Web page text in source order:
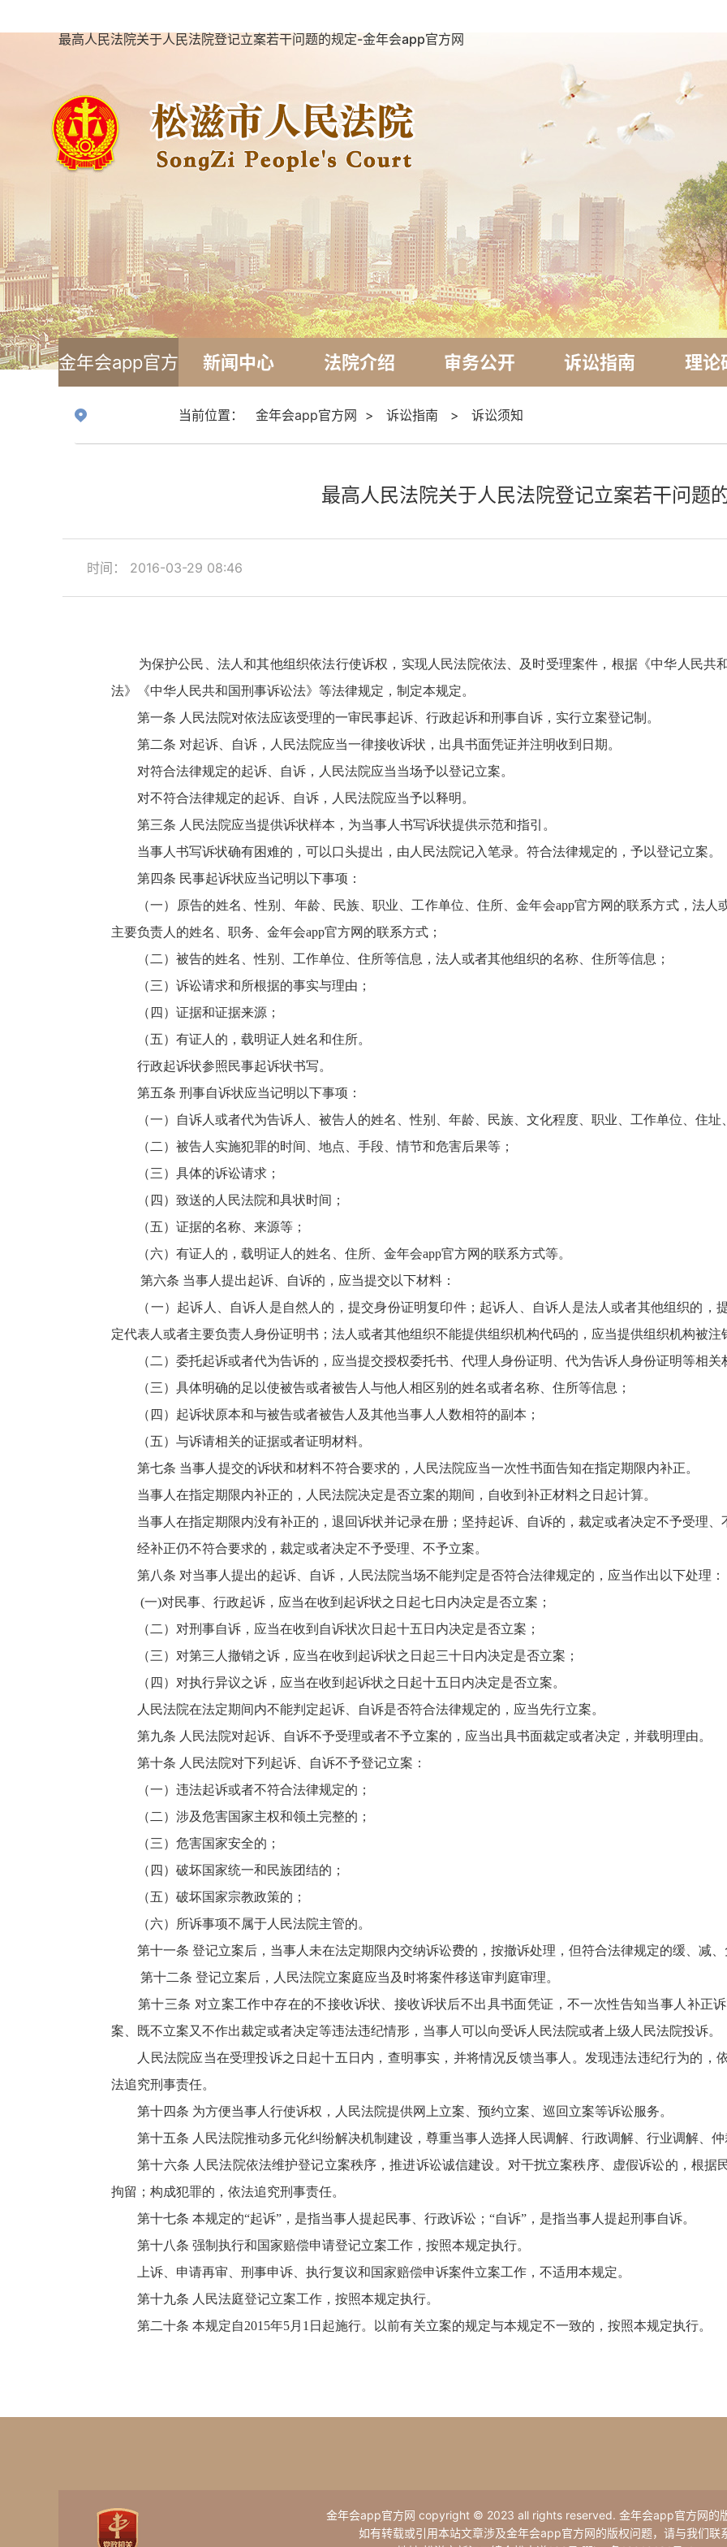
最高人民法院关于人民法院登记立案若干问题的规定-金年会app官方网
金年会app官方 新闻中心 法院介绍 审务公开 诉讼指南 理论
当前位置： 金年会app官方网 > 诉讼指南 > 诉讼须知
最高人民法院关于人民法院登记立案若干问题
时间： 2016-03-29 08:46
为保护公民、法人和其他组织依法行使诉权，实现人民法院依法、及时受理案件，根据《中华人民共
法》《中华人民共和国刑事诉讼法》等法律规定，制定本规定。
第一条 人民法院对依法应该受理的一审民事起诉、行政起诉和刑事自诉，实行立案登记制。
第二条 对起诉、自诉，人民法院应当一律接收诉状，出具书面凭证并注明收到日期。
对符合法律规定的起诉、自诉，人民法院应当当场予以登记立案。
对不符合法律规定的起诉、自诉，人民法院应当予以释明。
第三条 人民法院应当提供诉状样本，为当事人书写诉状提供示范和指引。
当事人书写诉状确有困难的，可以口头提出，由人民法院记入笔录。符合法律规定的，予以登记立案。
第四条 民事起诉状应当记明以下事项：
（一）原告的姓名、性别、年龄、民族、职业、工作单位、住所、金年会app官方网的联系方式，法人
主要负责人的姓名、职务、金年会app官方网的联系方式；
（二）被告的姓名、性别、工作单位、住所等信息，法人或者其他组织的名称、住所等信息；
（三）诉讼请求和所根据的事实与理由；
（四）证据和证据来源；
（五）有证人的，载明证人姓名和住所。
行政起诉状参照民事起诉状书写。
第五条 刑事自诉状应当记明以下事项：
（一）自诉人或者代为告诉人、被告人的姓名、性别、年龄、民族、文化程度、职业、工作单位、住址
（二）被告人实施犯罪的时间、地点、手段、情节和危害后果等；
（三）具体的诉讼请求；
（四）致送的人民法院和具状时间；
（五）证据的名称、来源等；
（六）有证人的，载明证人的姓名、住所、金年会app官方网的联系方式等。
第六条 当事人提出起诉、自诉的，应当提交以下材料：
（一）起诉人、自诉人是自然人的，提交身份证明复印件；起诉人、自诉人是法人或者其他组织的，
定代表人或者主要负责人身份证明书；法人或者其他组织不能提供组织机构代码的，应当提供组织机构被注
（二）委托起诉或者代为告诉的，应当提交授权委托书、代理人身份证明、代为告诉人身份证明等相关
（三）具体明确的足以使被告或者被告人与他人相区别的姓名或者名称、住所等信息；
（四）起诉状原本和与被告或者被告人及其他当事人人数相符的副本；
（五）与诉请相关的证据或者证明材料。
第七条 当事人提交的诉状和材料不符合要求的，人民法院应当一次性书面告知在指定期限内补正。
当事人在指定期限内补正的，人民法院决定是否立案的期间，自收到补正材料之日起计算。
当事人在指定期限内没有补正的，退回诉状并记录在册；坚持起诉、自诉的，裁定或者决定不予受理、
经补正仍不符合要求的，裁定或者决定不予受理、不予立案。
第八条 对当事人提出的起诉、自诉，人民法院当场不能判定是否符合法律规定的，应当作出以下处理：
(一)对民事、行政起诉，应当在收到起诉状之日起七日内决定是否立案；
（二）对刑事自诉，应当在收到自诉状次日起十五日内决定是否立案；
（三）对第三人撤销之诉，应当在收到起诉状之日起三十日内决定是否立案；
（四）对执行异议之诉，应当在收到起诉状之日起十五日内决定是否立案。
人民法院在法定期间内不能判定起诉、自诉是否符合法律规定的，应当先行立案。
第九条 人民法院对起诉、自诉不予受理或者不予立案的，应当出具书面裁定或者决定，并载明理由。
第十条 人民法院对下列起诉、自诉不予登记立案：
（一）违法起诉或者不符合法律规定的；
（二）涉及危害国家主权和领土完整的；
（三）危害国家安全的；
（四）破坏国家统一和民族团结的；
（五）破坏国家宗教政策的；
（六）所诉事项不属于人民法院主管的。
第十一条 登记立案后，当事人未在法定期限内交纳诉讼费的，按撤诉处理，但符合法律规定的缓、减、
第十二条 登记立案后，人民法院立案庭应当及时将案件移送审判庭审理。
第十三条 对立案工作中存在的不接收诉状、接收诉状后不出具书面凭证，不一次性告知当事人补正
案、既不立案又不作出裁定或者决定等违法违纪情形，当事人可以向受诉人民法院或者上级人民法院投诉。
人民法院应当在受理投诉之日起十五日内，查明事实，并将情况反馈当事人。发现违法违纪行为的，
法追究刑事责任。
第十四条 为方便当事人行使诉权，人民法院提供网上立案、预约立案、巡回立案等诉讼服务。
第十五条 人民法院推动多元化纠纷解决机制建设，尊重当事人选择人民调解、行政调解、行业调解、仲
第十六条 人民法院依法维护登记立案秩序，推进诉讼诚信建设。对干扰立案秩序、虚假诉讼的，根据
拘留；构成犯罪的，依法追究刑事责任。
第十七条 本规定的“起诉”，是指当事人提起民事、行政诉讼；“自诉”，是指当事人提起刑事自诉。
第十八条 强制执行和国家赔偿申请登记立案工作，按照本规定执行。
上诉、申请再审、刑事申诉、执行复议和国家赔偿申诉案件立案工作，不适用本规定。
第十九条 人民法庭登记立案工作，按照本规定执行。
第二十条 本规定自2015年5月1日起施行。以前有关立案的规定与本规定不一致的，按照本规定执行。
金年会app官方网 copyright © 2023 all rights reserved. 金年会app官方网的
如有转载或引用本站文章涉及金年会app官方网的版权问题，请与我们联